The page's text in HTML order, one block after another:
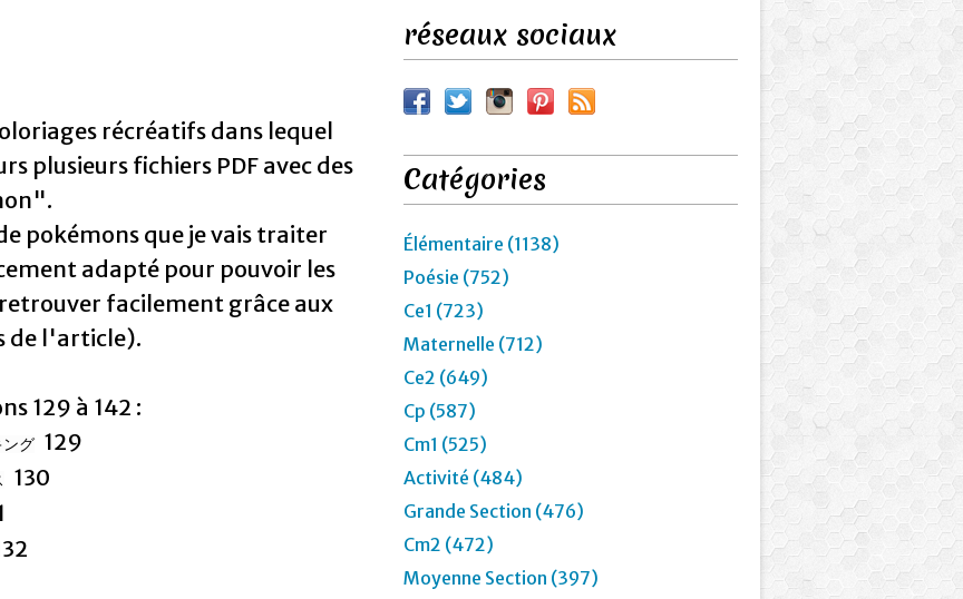
récréatifs dans lequel
plusieurs fichiers PDF avec des
pokémons que je vais traiter
adapté pour pouvoir les
facilement grâce aux
de l'article).
129 à 142 :
ング 129
130
réseaux sociaux
Catégories
Élémentaire (1138)
Poésie (752)
Ce1 (723)
Maternelle (712)
Ce2 (649)
Cp (587)
Cm1 (525)
Activité (484)
Grande Section (476)
Cm2 (472)
Moyenne Section (397)